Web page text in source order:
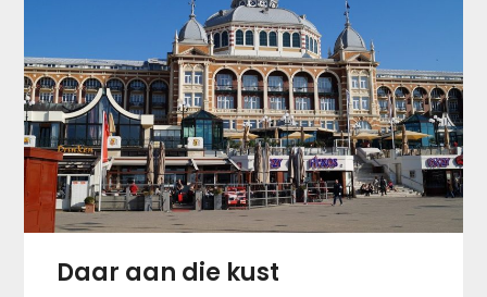
Daar aan die kust